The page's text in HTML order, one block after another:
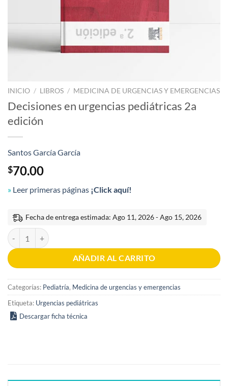
INICIO / LIBROS / MEDICINA DE URGENCIAS Y EMERGENCIAS
Decisiones en urgencias pediátricas 2a
edición
Santos García García
$70.00
» Leer primeras páginas ¡Click aquí!
Fecha de entrega estimada: Ago 11, 2026 - Ago 15, 2026
Decisiones en urgencias pediátricas 2a edición cantidad
AÑADIR AL CARRITO
Categorías: Pediatría, Medicina de urgencias y emergencias
Etiqueta: Urgencias pediátricas
Descargar ficha técnica